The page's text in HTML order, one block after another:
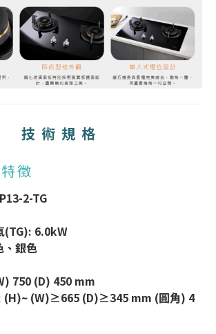
技術規格
徵
2-TG
(TG): 6.0kW
、銀色
750 (D) 450 mm
(H)~ (W)≥665 (D)≥345 mm (圓角) 4